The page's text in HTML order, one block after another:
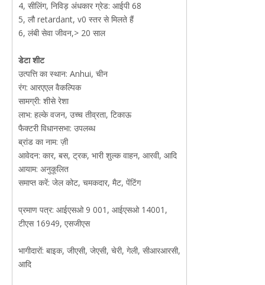
4, सीलिंग, निविड़ अंधकार ग्रेड: आईपी 68
5, लौ retardant, v0 स्तर से मिलते हैं
6, लंबी सेवा जीवन,> 20 साल
डेटा शीट
उत्पत्ति का स्थान: Anhui, चीन
रंग: आरएएल वैकल्पिक
सामग्री: शीसे रेशा
लाभ: हल्के वजन, उच्च तीव्रता, टिकाऊ
फैक्टरी विधानसभा: उपलब्ध
ब्रांड का नाम: ज़ी
आवेदन: कार, बस, ट्रक, भारी शुल्क वाहन, आरवी, आदि
आयाम: अनुकूलित
समाप्त करें: जेल कोट, चमकदार, मैट, पेंटिंग
प्रमाण पत्र: आईएसओ 9 001, आईएसओ 14001,
टीएस 16949, एसजीएस
भागीदारों: बाइक, जीएसी, जेएसी, चेरी, गेली, सीआरआरसी,
आदि